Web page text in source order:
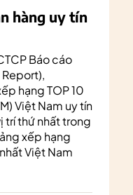
hàng uy tín
Báo cáo
hạng TOP 10
Việt Nam uy tín
trí thứ nhất trong
xếp hạng
Việt Nam